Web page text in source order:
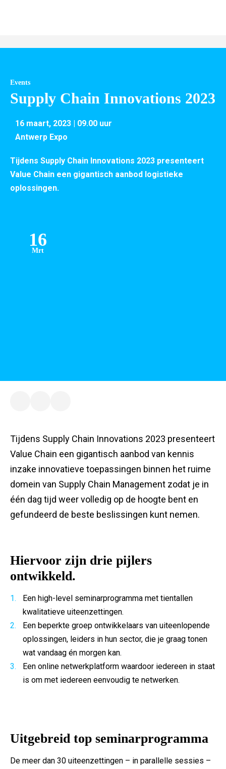
Events
Supply Chain Innovations 2023
16 maart, 2023 | 09.00 uur
Antwerp Expo
Tijdens Supply Chain Innovations 2023 presenteert
Value Chain een gigantisch aanbod logistieke
oplossingen.
16
Mrt
Tijdens Supply Chain Innovations 2023 presenteert
Value Chain een gigantisch aanbod van kennis
inzake innovatieve toepassingen binnen het ruime
domein van Supply Chain Management zodat je in
één dag tijd weer volledig op de hoogte bent en
gefundeerd de beste beslissingen kunt nemen.
Hiervoor zijn drie pijlers
ontwikkeld.
Een high-level seminarprogramma met tientallen
kwalitatieve uiteenzettingen.
Een beperkte groep ontwikkelaars van uiteenlopende
oplossingen, leiders in hun sector, die je graag tonen
wat vandaag én morgen kan.
Een online netwerkplatform waardoor iedereen in staat
is om met iedereen eenvoudig te netwerken.
Uitgebreid top seminarprogramma
De meer dan 30 uiteenzettingen – in parallelle sessies –